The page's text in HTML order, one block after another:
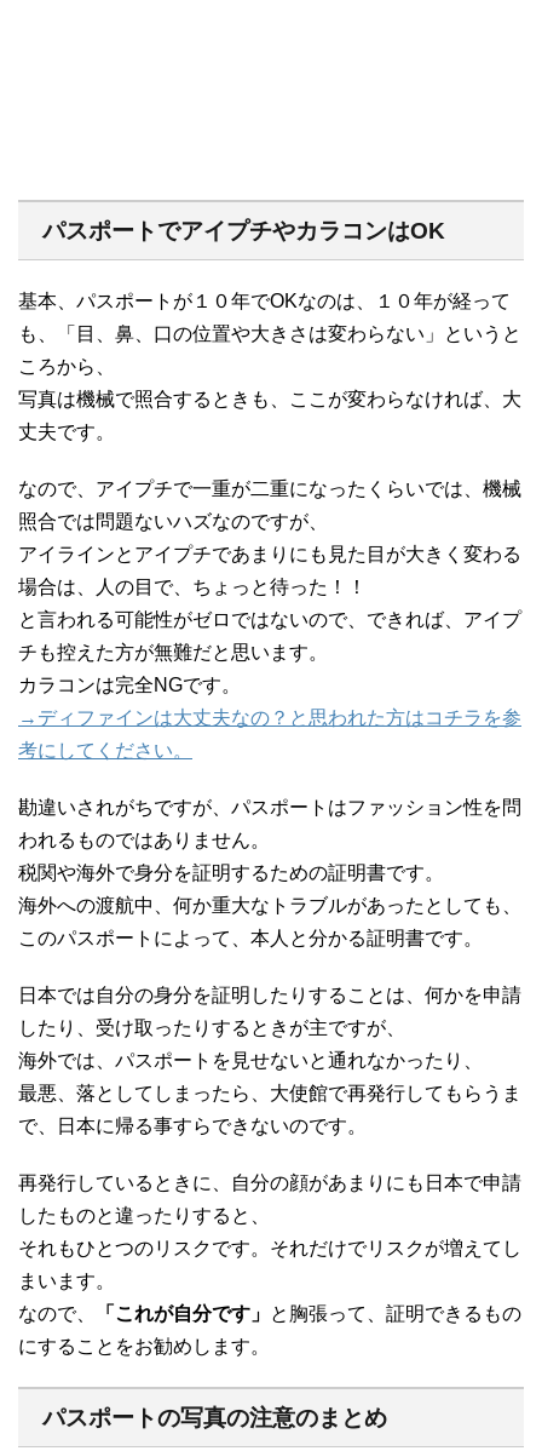
パスポートでアイプチやカラコンはOK
基本、パスポートが１０年でOKなのは、１０年が経って
も、「目、鼻、口の位置や大きさは変わらない」というと
ころから、
写真は機械で照合するときも、ここが変わらなければ、大
丈夫です。
なので、アイプチで一重が二重になったくらいでは、機械
照合では問題ないハズなのですが、
アイラインとアイプチであまりにも見た目が大きく変わる
場合は、人の目で、ちょっと待った！！
と言われる可能性がゼロではないので、できれば、アイプ
チも控えた方が無難だと思います。
カラコンは完全NGです。
→ディファインは大丈夫なの？と思われた方はコチラを参
考にしてください。
勘違いされがちですが、パスポートはファッション性を問
われるものではありません。
税関や海外で身分を証明するための証明書です。
海外への渡航中、何か重大なトラブルがあったとしても、
このパスポートによって、本人と分かる証明書です。
日本では自分の身分を証明したりすることは、何かを申請
したり、受け取ったりするときが主ですが、
海外では、パスポートを見せないと通れなかったり、
最悪、落としてしまったら、大使館で再発行してもらうま
で、日本に帰る事すらできないのです。
再発行しているときに、自分の顔があまりにも日本で申請
したものと違ったりすると、
それもひとつのリスクです。それだけでリスクが増えてし
まいます。
なので、
「これが自分です」 と胸張って、証明できるもの
にすることをお勧めします。
パスポートの写真の注意のまとめ